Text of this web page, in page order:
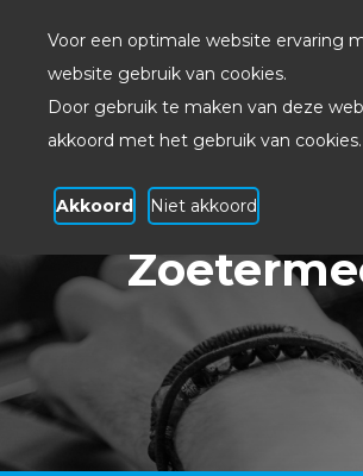
Voor een optimale website ervaring
website gebruik van cookies.
Door gebruik te maken van deze
akkoord met het gebruik van cookies.
Akkoord Niet akkoord